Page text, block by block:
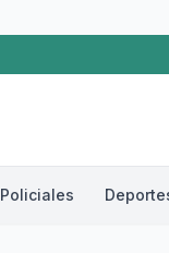
Policiales